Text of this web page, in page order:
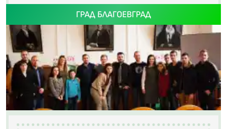
ГРАД БЛАГОЕВГРАД